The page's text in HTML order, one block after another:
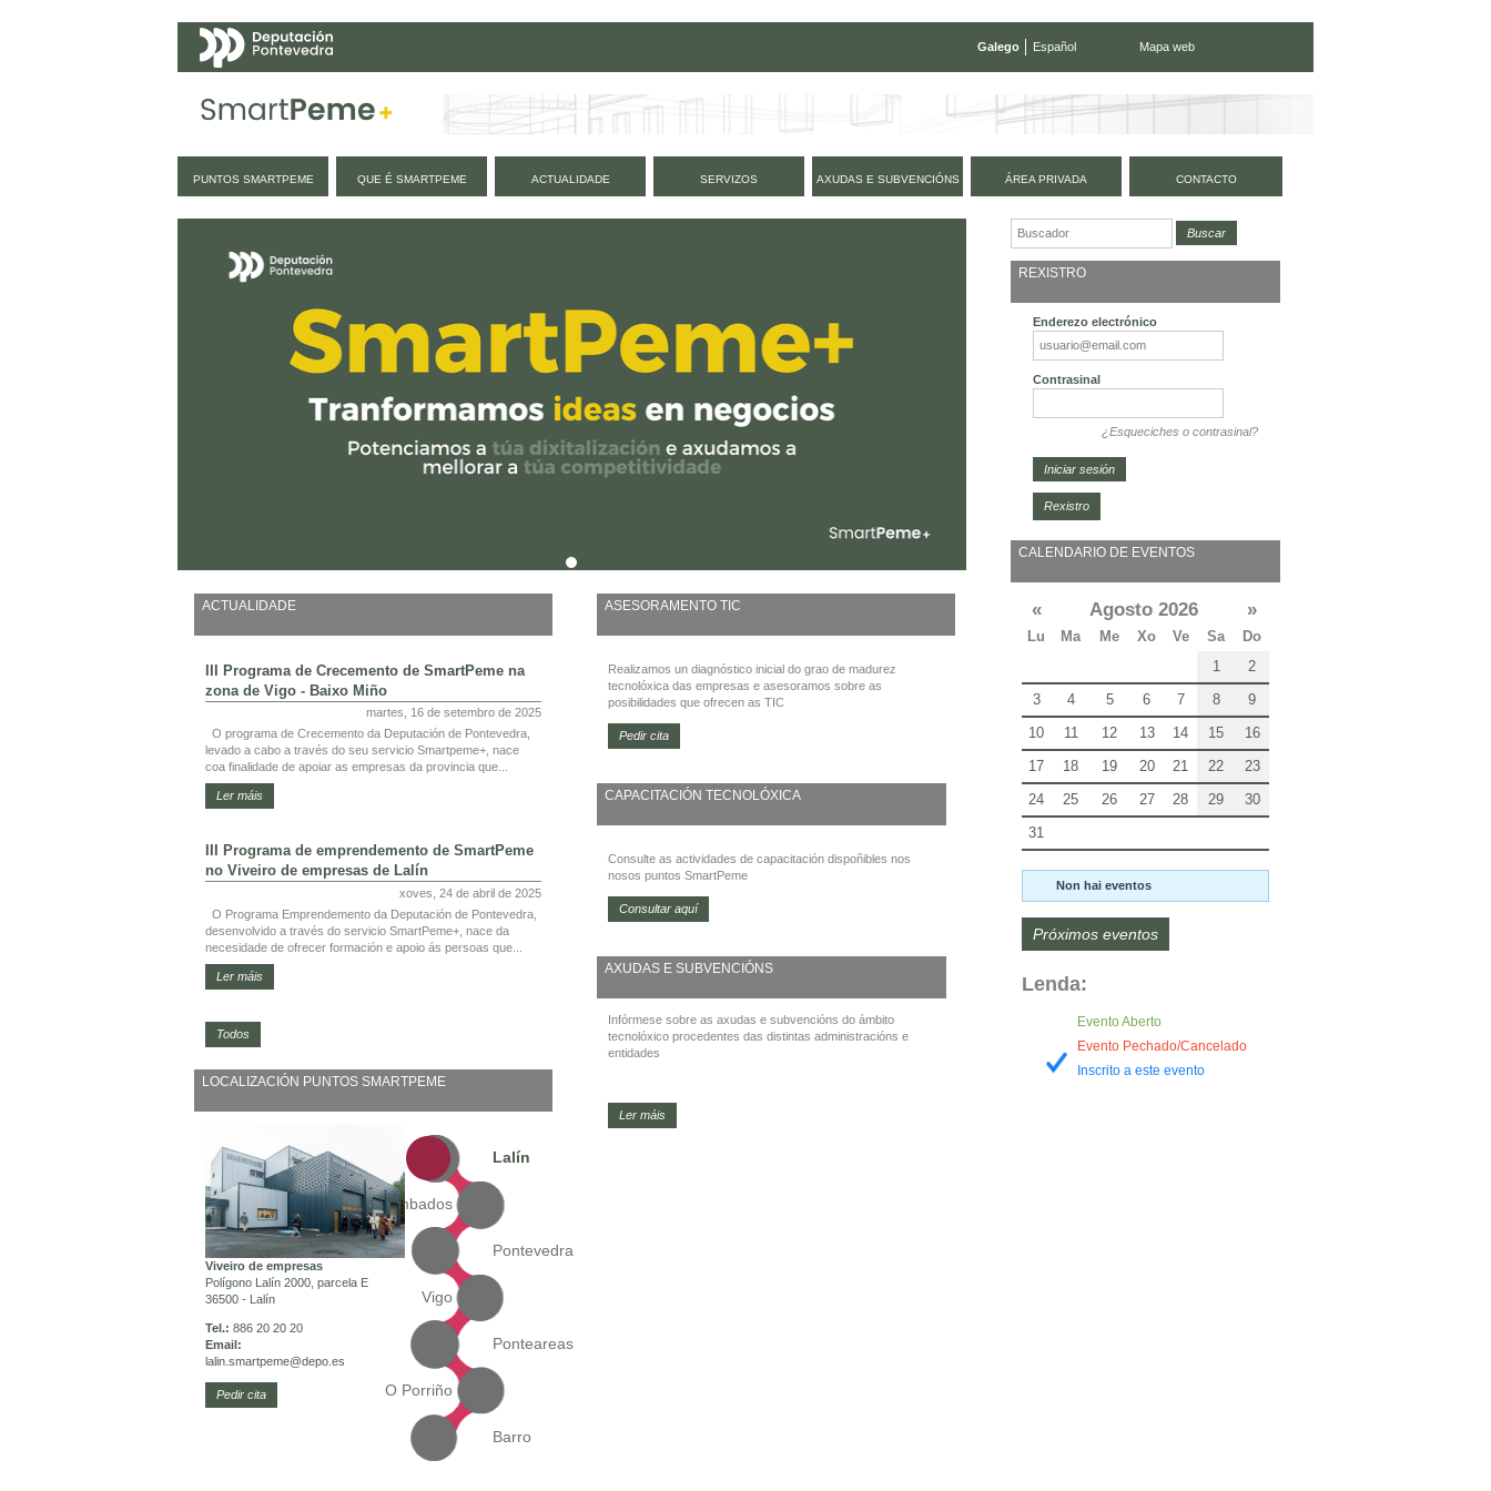
Galego Español Mapa web
PUNTOS SMARTPEME QUE É SMARTPEME ACTUALIDADE SERVIZOS AXUDAS E SUBVENCIÓNS ÁREA PRIVADA CONTACTO
ACTUALIDADE
III Programa de Crecemento de SmartPeme na
zona de Vigo - Baixo Miño
martes, 16 de setembro de 2025
O programa de Crecemento da Deputación de Pontevedra,
levado a cabo a través do seu servicio Smartpeme+, nace
coa finalidade de apoiar as empresas da provincia que...
Ler máis
III Programa de emprendemento de SmartPeme
no Viveiro de empresas de Lalín
xoves, 24 de abril de 2025
O Programa Emprendemento da Deputación de Pontevedra,
desenvolvido a través do servicio SmartPeme+, nace da
necesidade de ofrecer formación e apoio ás persoas que...
Ler máis
Todos
LOCALIZACIÓN PUNTOS SMARTPEME
Viveiro de empresas
Polígono Lalín 2000, parcela E
36500 - Lalín
Tel.: 886 20 20 20
Email:
lalin.smartpeme@depo.es
Pedir cita
Lalín
Cambados
Pontevedra
Vigo
Ponteareas
O Porriño
Barro
ASESORAMENTO TIC
Realizamos un diagnóstico inicial do grao de madurez
tecnolóxica das empresas e asesoramos sobre as
posibilidades que ofrecen as TIC
Pedir cita
CAPACITACIÓN TECNOLÓXICA
Consulte as actividades de capacitación dispoñibles nos
nosos puntos SmartPeme
Consultar aquí
AXUDAS E SUBVENCIÓNS
Infórmese sobre as axudas e subvencións do ámbito
tecnolóxico procedentes das distintas administracións e
entidades
Ler máis
REXISTRO
Enderezo electrónico
Contrasinal
¿Esqueciches o contrasinal?
Rexistro
CALENDARIO DE EVENTOS
« Agosto 2026 »
Lu Ma Me Xo Ve Sa
Do
1
2
3
4 5 6 7 8
9
10
11 12 13 14 15
16
17
18 19 20 21 22
23
24
25 26 27 28 29
30
31
Non hai eventos
Próximos eventos
Lenda:
Evento Aberto
Evento Pechado/Cancelado
Inscrito a este evento